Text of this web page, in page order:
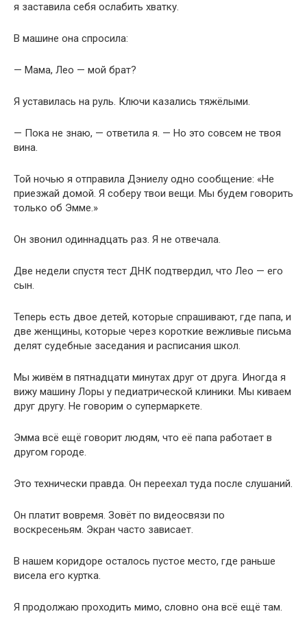
я заставила себя ослабить хватку.
В машине она спросила:
— Мама, Лео — мой брат?
Я уставилась на руль. Ключи казались тяжёлыми.
— Пока не знаю, — ответила я. — Но это совсем не твоя
вина.
Той ночью я отправила Дэниелу одно сообщение: «Не
приезжай домой. Я соберу твои вещи. Мы будем говорить
только об Эмме.»
Он звонил одиннадцать раз. Я не отвечала.
Две недели спустя тест ДНК подтвердил, что Лео — его
сын.
Теперь есть двое детей, которые спрашивают, где папа, и
две женщины, которые через короткие вежливые письма
делят судебные заседания и расписания школ.
Мы живём в пятнадцати минутах друг от друга. Иногда я
вижу машину Лоры у педиатрической клиники. Мы киваем
друг другу. Не говорим о супермаркете.
Эмма всё ещё говорит людям, что её папа работает в
другом городе.
Это технически правда. Он переехал туда после слушаний.
Он платит вовремя. Зовёт по видеосвязи по
воскресеньям. Экран часто зависает.
В нашем коридоре осталось пустое место, где раньше
висела его куртка.
Я продолжаю проходить мимо, словно она всё ещё там.